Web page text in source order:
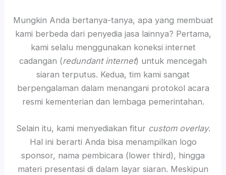
Mungkin Anda bertanya-tanya, apa yang membuat
kami berbeda dari penyedia jasa lainnya? Pertama,
kami selalu menggunakan koneksi internet
cadangan (redundant internet) untuk mencegah
siaran terputus. Kedua, tim kami sangat
berpengalaman dalam menangani protokol acara
resmi kementerian dan lembaga pemerintahan.
Selain itu, kami menyediakan fitur custom overlay.
Hal ini berarti Anda bisa menampilkan logo
sponsor, nama pembicara (lower third), hingga
materi presentasi di dalam layar siaran. Meskipun